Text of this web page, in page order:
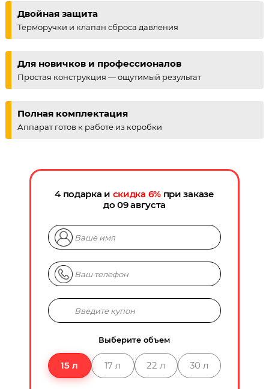
Двойная защита
Терморучки и клапан сброса давления
Для новичков и профессионалов
Простая конструкция — ощутимый результат
Полная комплектация
Аппарат готов к работе из коробки
4 подарка и скидка 6%при заказе
Выберите объем
15 л 17 л 22 л 30 л